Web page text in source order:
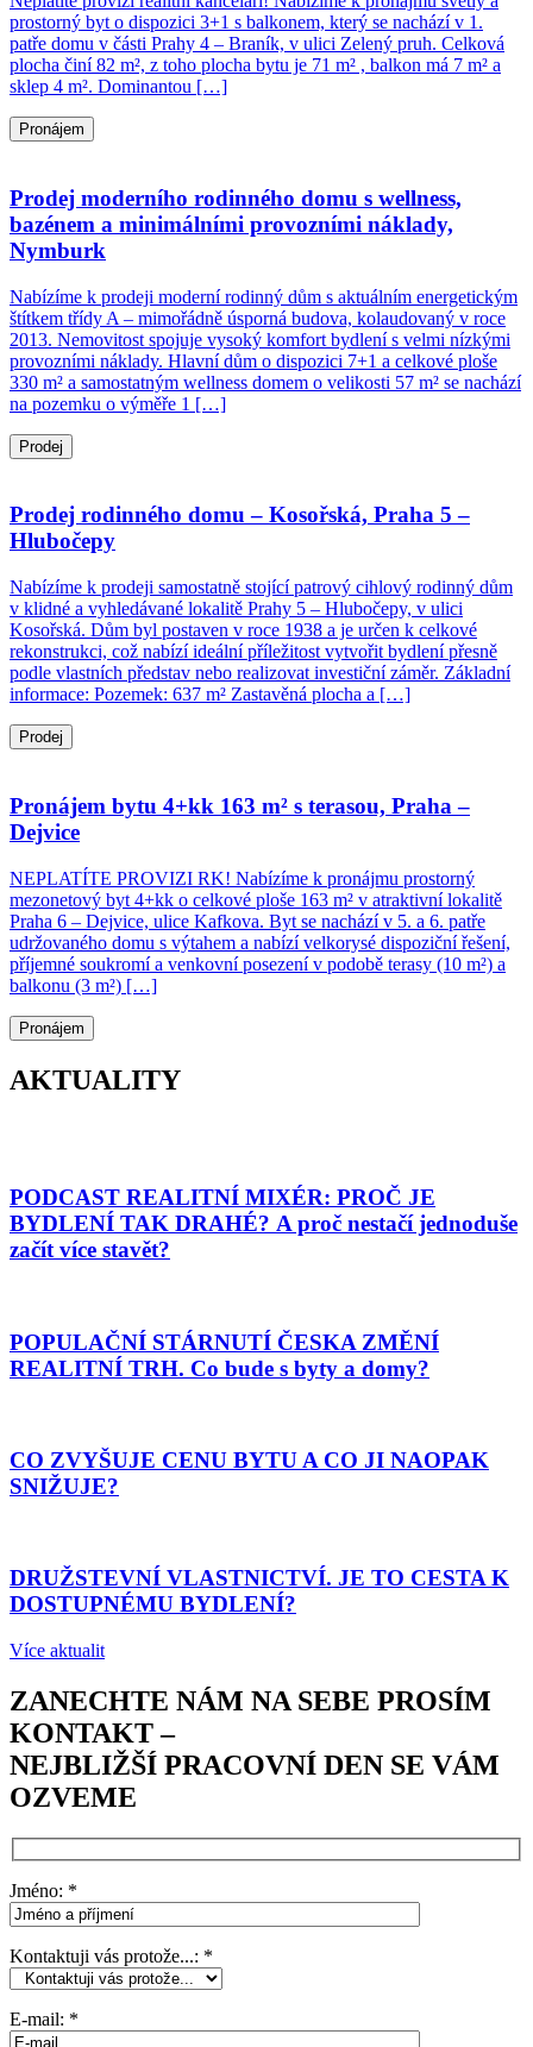
prostorný byt o dispozici 3+1 s balkonem, který se nachází v 1.
patře domu v části Prahy 4 – Braník, v ulici Zelený pruh. Celková
plocha činí 82 m², z toho plocha bytu je 71 m² , balkon má 7 m² a
sklep 4 m². Dominantou […]
Pronájem
Prodej moderního rodinného domu s wellness,
bazénem a minimálními provozními náklady,
Nymburk
Nabízíme k prodeji moderní rodinný dům s aktuálním energetickým
štítkem třídy A – mimořádně úsporná budova, kolaudovaný v roce
2013. Nemovitost spojuje vysoký komfort bydlení s velmi nízkými
provozními náklady. Hlavní dům o dispozici 7+1 a celkové ploše
330 m² a samostatným wellness domem o velikosti 57 m² se nachází
na pozemku o výměře 1 […]
Prodej
Prodej rodinného domu – Kosořská, Praha 5 –
Hlubočepy
Nabízíme k prodeji samostatně stojící patrový cihlový rodinný dům
v klidné a vyhledávané lokalitě Prahy 5 – Hlubočepy, v ulici
Kosořská. Dům byl postaven v roce 1938 a je určen k celkové
rekonstrukci, což nabízí ideální příležitost vytvořit bydlení přesně
podle vlastních představ nebo realizovat investiční záměr. Základní
informace: Pozemek: 637 m² Zastavěná plocha a […]
Prodej
Pronájem bytu 4+kk 163 m² s terasou, Praha –
Dejvice
NEPLATÍTE PROVIZI RK! Nabízíme k pronájmu prostorný
mezonetový byt 4+kk o celkové ploše 163 m² v atraktivní lokalitě
Praha 6 – Dejvice, ulice Kafkova. Byt se nachází v 5. a 6. patře
udržovaného domu s výtahem a nabízí velkorysé dispoziční řešení,
příjemné soukromí a venkovní posezení v podobě terasy (10 m²) a
balkonu (3 m²) […]
Pronájem
AKTUALITY
PODCAST REALITNÍ MIXÉR: PROČ JE
BYDLENÍ TAK DRAHÉ? A proč nestačí jednoduše
začít více stavět?
POPULAČNÍ STÁRNUTÍ ČESKA ZMĚNÍ
REALITNÍ TRH. Co bude s byty a domy?
CO ZVYŠUJE CENU BYTU A CO JI NAOPAK
SNIŽUJE?
DRUŽSTEVNÍ VLASTNICTVÍ. JE TO CESTA K
DOSTUPNÉMU BYDLENÍ?
Více aktualit
ZANECHTE NÁM NA SEBE PROSÍM
KONTAKT –
NEJBLIŽŠÍ PRACOVNÍ DEN SE VÁM
OZVEME
Jméno: *
Kontaktuji vás protože...: *
E-mail: *